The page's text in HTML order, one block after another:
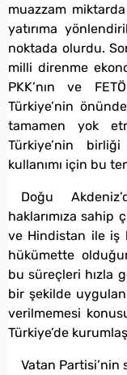
muazzam
yatırıma
noktada olurdu.
milli direnme
PKK’nın ve
Türkiye’nin
tamamen yok
Türkiye’nin
kullanımı için bu
Doğu
haklarımıza sahip
ve Hindistan ile iş
hükümette
bu süreçleri hızla
bir şekilde
verilmemesi
Türkiye’de
Vatan Partisi’nin